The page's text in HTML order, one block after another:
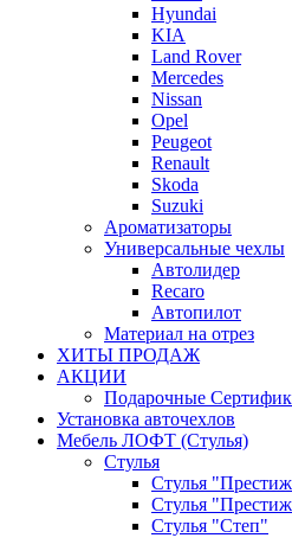
Hyundai
KIA
Land Rover
Mercedes
Nissan
Opel
Peugeot
Renault
Skoda
Suzuki
Ароматизаторы
Универсальные чехлы
Автолидер
Recaro
Автопилот
Материал на отрез
ХИТЫ ПРОДАЖ
АКЦИИ
Подарочные
Установка авточехлов
Мебель ЛОФТ (Стулья)
Стулья
Стулья
Стулья
Стулья "Степ"